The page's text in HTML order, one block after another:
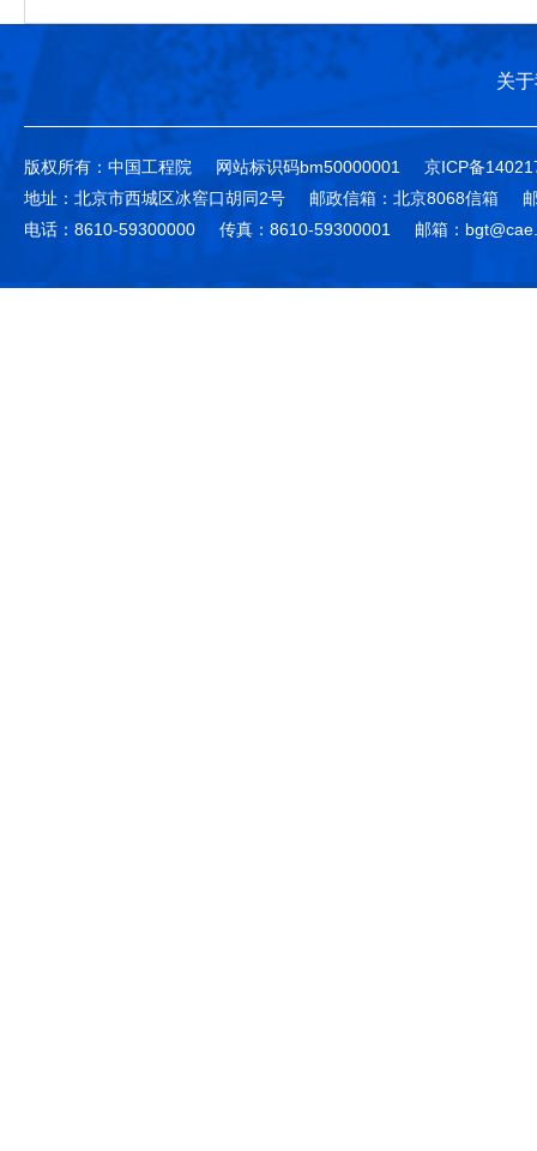
关
版权所有：中国工程院 网站标识码bm50000001
京ICP备
地址：北京市西城区冰窖口胡同2号
邮政信箱：北京8068信箱
电话：8610-59300000
传真：8610-59300001 邮箱：